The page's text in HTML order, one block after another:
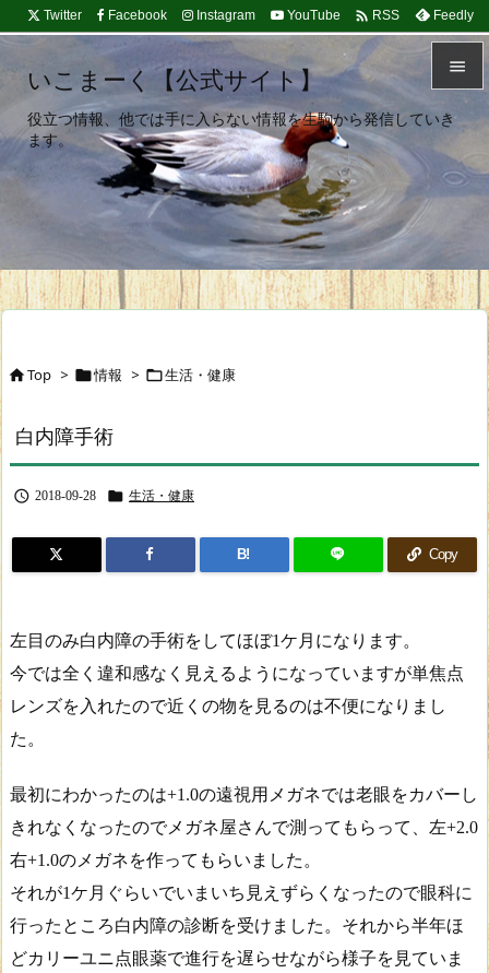


メニュ

サイド

次へ
Twitter Facebook Instagram YouTube  RSS Feedly
いこまーく【公式サイト】
役立つ情報、他では手に入らない情報を生駒から発信していき
ます。
Top > 情報 > 生活・健康
白内障手術
 2018-09-28  生活・健康
B! Copy
左目のみ白内障の手術をしてほぼ1ケ月になります。
今では全く違和感なく見えるようになっていますが単焦点
レンズを入れたので近くの物を見るのは不便になりまし
た。
最初にわかったのは+1.0の遠視用メガネでは老眼をカバーし
きれなくなったのでメガネ屋さんで測ってもらって、左+2.0
右+1.0のメガネを作ってもらいました。
それが1ケ月ぐらいでいまいち見えずらくなったので眼科に
行ったところ白内障の診断を受けました。それから半年ほ
どカリーユニ点眼薬で進行を遅らせながら様子を見ていま